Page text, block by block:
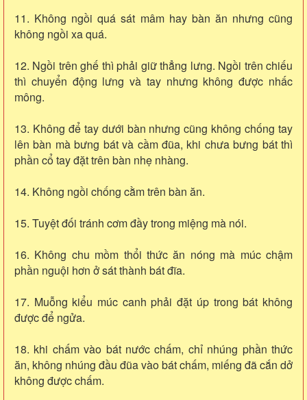
11. Không ngồi quá sát mâm hay bàn ăn nhưng cũng
không ngồi xa quá.
12. Ngồi trên ghế thì phải giữ thẳng lưng. Ngồi trên chiếu
thì chuyển động lưng và tay nhưng không được nhấc
mông.
13. Không để tay dưới bàn nhưng cũng không chống tay
lên bàn mà bưng bát và cầm đũa, khi chưa bưng bát thì
phần cổ tay đặt trên bàn nhẹ nhàng.
14. Không ngồi chống cằm trên bàn ăn.
15. Tuyệt đối tránh cơm đầy trong miệng mà nói.
16. Không chu mồm thổi thức ăn nóng mà múc chậm
phần nguội hơn ở sát thành bát đĩa.
17. Muỗng kiểu múc canh phải đặt úp trong bát không
được để ngửa.
18. khi chấm vào bát nước chấm, chỉ nhúng phần thức
ăn, không nhúng đầu đũa vào bát chấm, miếng đã cắn dở
không được chấm.